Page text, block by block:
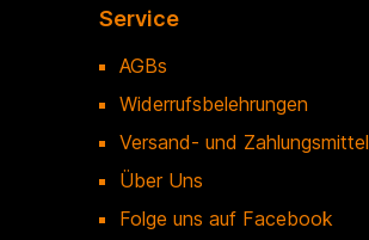
Service
AGBs
Widerrufsbelehrungen
Versand- und Zahlungsmittel
Über Uns
Folge uns auf Facebook